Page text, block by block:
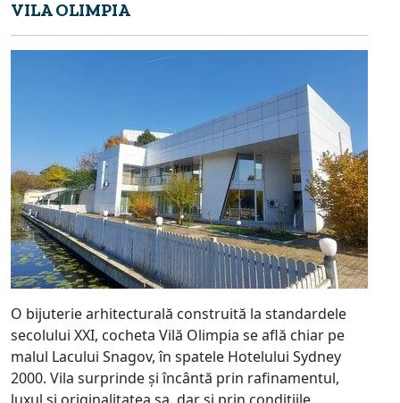
VILA OLIMPIA
O bijuterie arhitecturală construită la standardele
secolului XXI, cocheta Vilă Olimpia se află chiar pe
malul Lacului Snagov, în spatele Hotelului Sydney
2000. Vila surprinde și încântă prin rafinamentul,